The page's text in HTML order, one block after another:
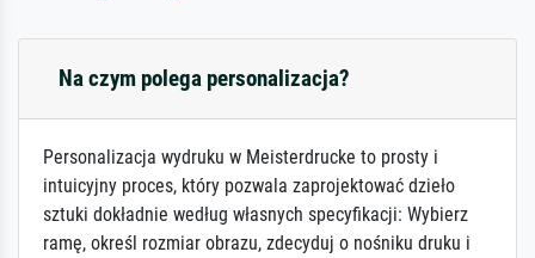
Na czym polega personalizacja?
Personalizacja wydruku w Meisterdrucke to prosty i
intuicyjny proces, który pozwala zaprojektować dzieło
sztuki dokładnie według własnych specyfikacji: Wybierz
ramę, określ rozmiar obrazu, zdecyduj o nośniku druku i